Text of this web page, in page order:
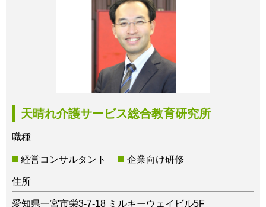
天晴れ介護サービス総合教育研究所
職種
経営コンサルタント 企業向け研修
住所
愛知県一宮市栄3-7-18 ミルキーウェイビル5F